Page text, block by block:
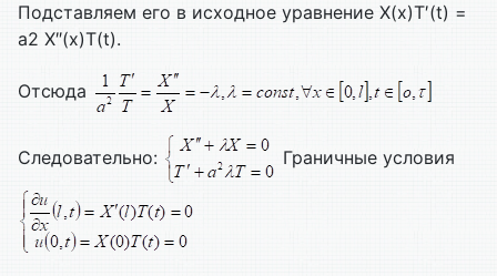
Подставляем его в исходное уравнение X(x)T′(t) =
а2 X″(x)T(t).
Отсюда
Следовательно: Граничные условия